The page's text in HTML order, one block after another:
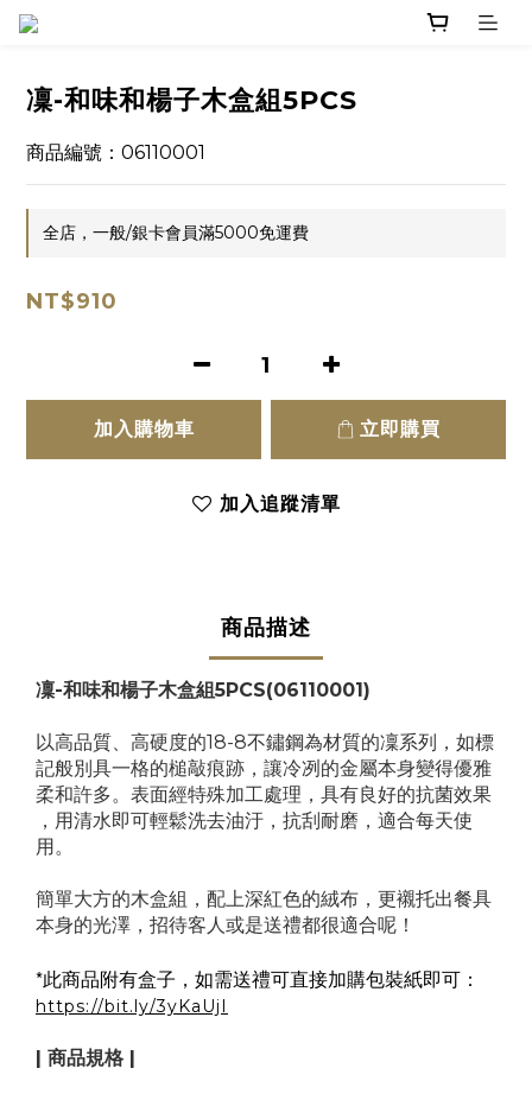
凜-和味和楊子木盒組5PCS
商品編號：06110001
全店，一般/銀卡會員滿5000免運費
NT$910
加入購物車 立即購買
加入追蹤清單
商品描述
凜-和味和楊子木盒組5PCS(06110001)
以高品質、高硬度的18-8不鏽鋼為材質的凜系列，如標
記般​別具一格​的​槌敲痕跡，讓冷冽的金屬本身變得優雅
柔和許多​。​表面經特殊加工處理，具有良好的抗菌效果​
，用清水即可輕鬆洗去油汙，抗刮耐磨，適合每天使
用。​
​簡單​大方的木盒​組，​配上深紅色的絨布，更襯托出餐具
本身的光澤，招待客人或是送禮都很適合​呢！
*此商品附有盒子，如需送禮可直接加購包裝紙即可：
https://bit.ly/3yKaUjI
| 商品規格 |